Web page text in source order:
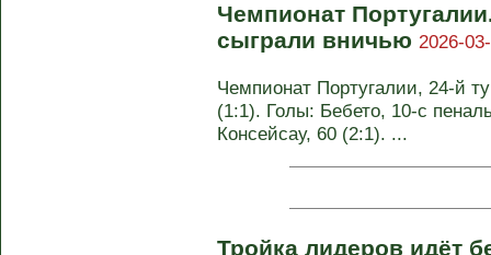
Чемпионат
сыграли вничью 2026-
Чемпионат Португалии, 24-й
(1:1). Голы: Бебето, 10-с
Консейсау, 60 (2:1). ...
Тройка лидеров идёт